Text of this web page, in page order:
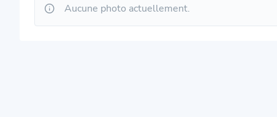
Aucune photo actuellement.